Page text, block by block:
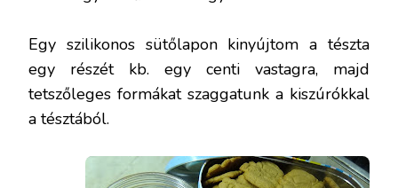
Egy szilikonos sütőlapon kinyújtom a tészta
egy részét kb. egy centi vastagra, majd
tetszőleges formákat szaggatunk a kiszúrókkal
a tésztából.